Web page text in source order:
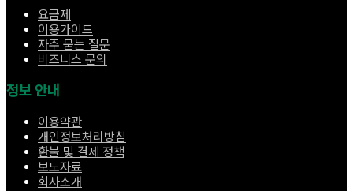
요금제
이용가이드
자주 묻는 질문
비즈니스 문의
정보 안내
이용약관
개인정보처리방침
환불 및 결제 정책
보도자료
회사소개